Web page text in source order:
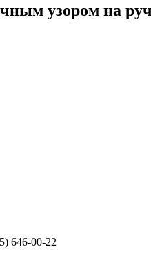
узором на
646-00-22